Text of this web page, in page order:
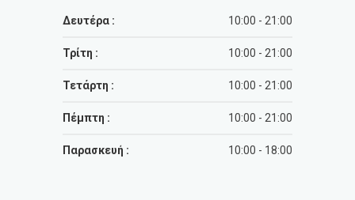
Δευτέρα : 10:00 - 21:00
Τρίτη : 10:00 - 21:00
Τετάρτη : 10:00 - 21:00
Πέμπτη : 10:00 - 21:00
Παρασκευή : 10:00 - 18:00